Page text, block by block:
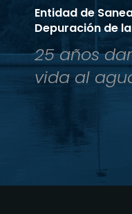
Entidad de
Depuración de
25 años
vida al